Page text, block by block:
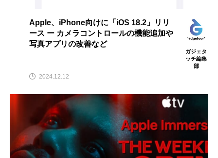
Apple、iPhone向けに「iOS 18.2」リリ
ース ー カメラコントロールの機能追加や
写真アプリの改善など
ガジェタ
ッチ編集
部
2024.12.12